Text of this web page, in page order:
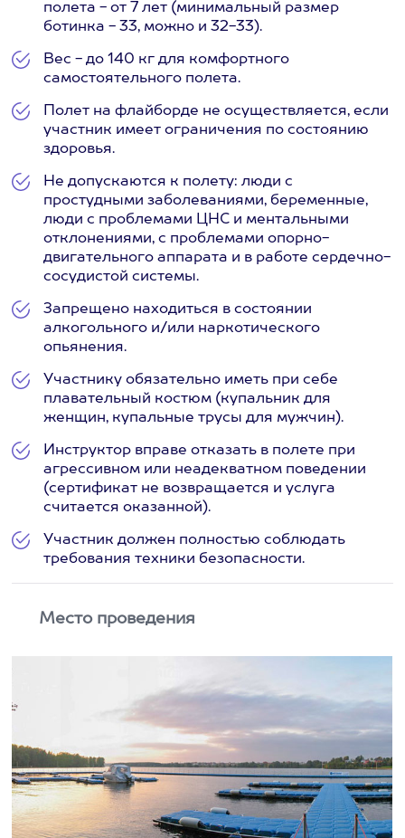
полета - от 7 лет (минимальный размер
ботинка - 33, можно и 32-33).
Вес - до 140 кг для комфортного
самостоятельного полета.
Полет на флайборде не осуществляется, если
участник имеет ограничения по состоянию
здоровья.
Не допускаются к полету: люди с
простудными заболеваниями, беременные,
люди с проблемами ЦНС и ментальными
отклонениями, с проблемами опорно-
двигательного аппарата и в работе сердечно-
сосудистой системы.
Запрещено находиться в состоянии
алкогольного и/или наркотического
опьянения.
Участнику обязательно иметь при себе
плавательный костюм (купальник для
женщин, купальные трусы для мужчин).
Инструктор вправе отказать в полете при
агрессивном или неадекватном поведении
(сертификат не возвращается и услуга
считается оказанной).
Участник должен полностью соблюдать
требования техники безопасности.
Место проведения